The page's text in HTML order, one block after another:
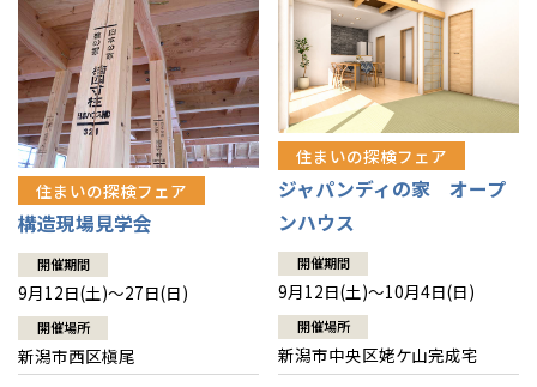
住まいの探検フェア
構造現場見学会
開催期間
9月12日(土)～27日(日)
開催場所
新潟市西区槇尾
住まいの探検フェア
ジャパンディの家 オープ
ンハウス
開催期間
9月12日(土)～10月4日(日)
開催場所
新潟市中央区姥ケ山完成宅